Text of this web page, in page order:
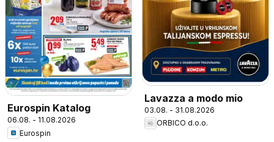
Eurospin Katalog
06.08. - 11.08.2026
Eurospin
Lavazza a modo mio
03.08. - 31.08.2026
ORBICO d.o.o.